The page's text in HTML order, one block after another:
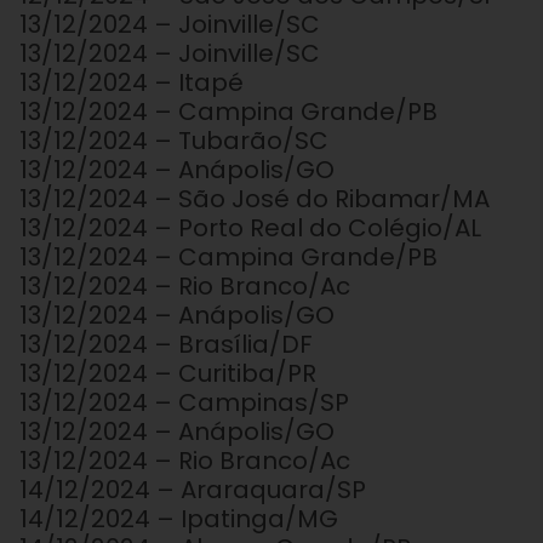
13/12/2024 – Joinville/SC
13/12/2024 – Joinville/SC
13/12/2024 – Itapé
13/12/2024 – Campina Grande/PB
13/12/2024 – Tubarão/SC
13/12/2024 – Anápolis/GO
13/12/2024 – São José do Ribamar/MA
13/12/2024 – Porto Real do Colégio/AL
13/12/2024 – Campina Grande/PB
13/12/2024 – Rio Branco/Ac
13/12/2024 – Anápolis/GO
13/12/2024 – Brasília/DF
13/12/2024 – Curitiba/PR
13/12/2024 – Campinas/SP
13/12/2024 – Anápolis/GO
13/12/2024 – Rio Branco/Ac
14/12/2024 – Araraquara/SP
14/12/2024 – Ipatinga/MG